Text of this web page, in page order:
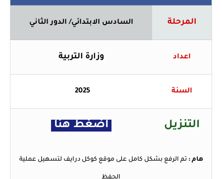
المرحلة السادس الابتدائي/ الدور الثاني
اعداد وزارة التربية
السنة 2025
التنزيل اضغط هنا
هام : تم الرفع بشكل كامل على موقع كوكل درايف لتسهيل عملية
الحفظ